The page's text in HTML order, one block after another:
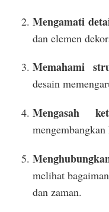
Mengamati
dan elemen
Memahami
desain
Mengasah
melihat
dan zaman.